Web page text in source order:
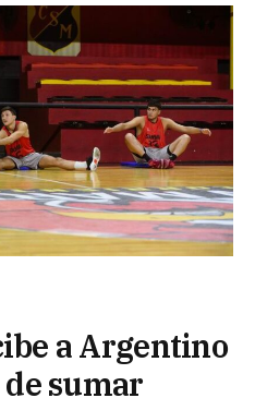
a Argentino
sumar